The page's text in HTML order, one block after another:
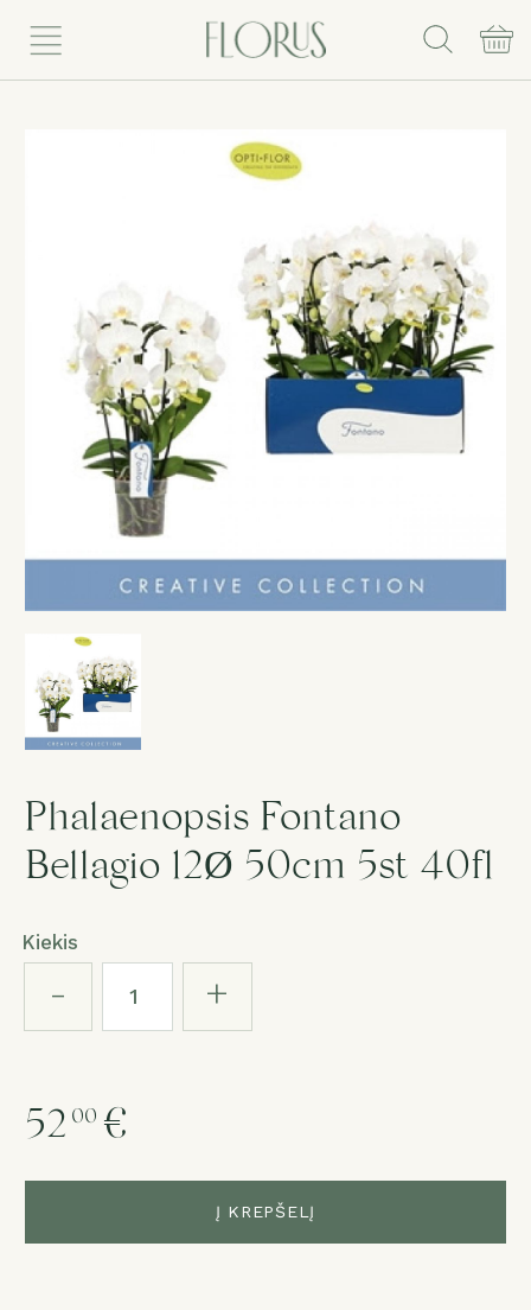
Vazoniniai augalai
Vazonai
Vazos
Dovanos
Puokštė „Staigmena“
Paslaugos
Salonas
1
Phalaenopsis Fontano
Bellagio 12Ø 50cm 5st 40fl
Kiekis
- +
52 00 €
Į KREPŠELĮ